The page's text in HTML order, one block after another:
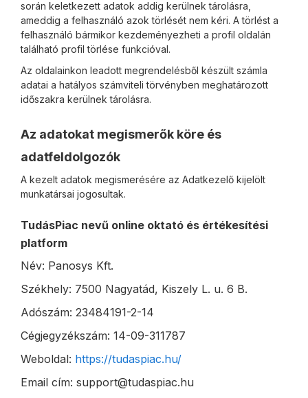
során keletkezett adatok addig kerülnek tárolásra,
ameddig a felhasználó azok törlését nem kéri. A törlést a
felhasználó bármikor kezdeményezheti a profil oldalán
található profil törlése funkcióval.
Az oldalainkon leadott megrendelésből készült számla
adatai a hatályos számviteli törvényben meghatározott
időszakra kerülnek tárolásra.
Az adatokat megismerők köre és
adatfeldolgozók
A kezelt adatok megismerésére az Adatkezelő kijelölt
munkatársai jogosultak.
TudásPiac nevű online oktató és értékesítési
platform
Név: Panosys Kft.
Székhely: 7500 Nagyatád, Kiszely L. u. 6 B.
Adószám: 23484191-2-14
Cégjegyzékszám: 14-09-311787
Weboldal: https://tudaspiac.hu/
Email cím: support@tudaspiac.hu